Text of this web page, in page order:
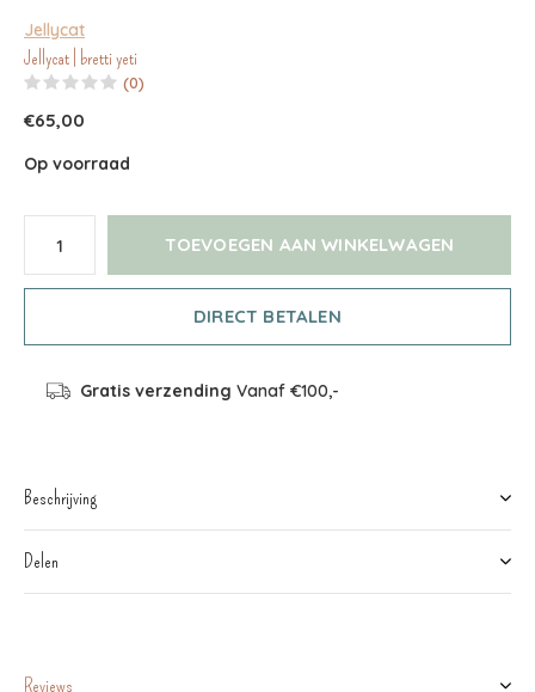
Jellycat
Jellycat | bretti yeti
(0)
€65,00
Op voorraad
TOEVOEGEN AAN WINKELWAGEN
DIRECT BETALEN
Gratis verzending Vanaf €100,-
Beschrijving
Delen
Reviews